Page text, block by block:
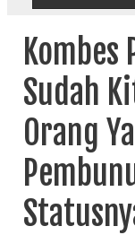
Kombes
Sudah
Orang